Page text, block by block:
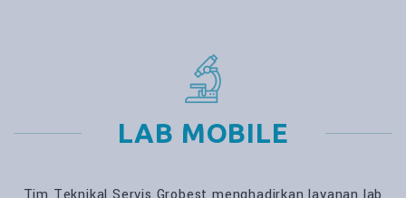
LAB MOBILE